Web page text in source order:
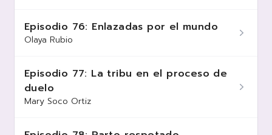
Episodio 76: Enlazadas por el mundo
Olaya Rubio
Episodio 77: La tribu en el proceso de
duelo
Mary Soco Ortiz